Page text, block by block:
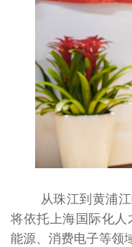
能源、消费电子等领